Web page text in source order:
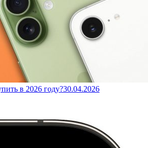
в 2026 году?30.04.2026